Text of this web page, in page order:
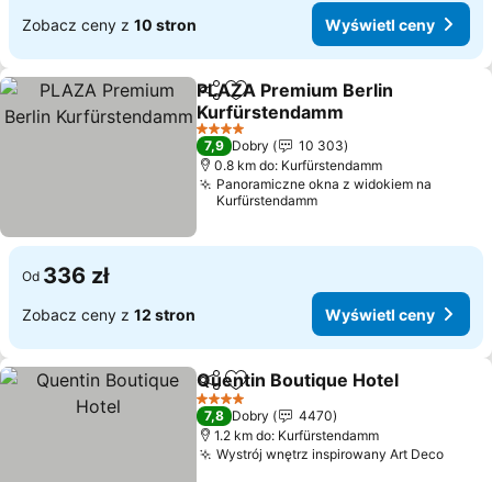
Zobacz ceny z 10 stron Wyświetl ceny
UdostępnijDodaj do ulubionych
PLAZA Premium Berlin
Kurfürstendamm
4 Kategoria
7,9 Dobry
10 303
0.8 km do: Kurfürstendamm
Panoramiczne okna z widokiem na
Kurfürstendamm
Od 336 zł
Zobacz ceny z 12 stron Wyświetl ceny
Udostępnij
Dodaj do ulubionych
Quentin Boutique Hotel
4 Kategoria
7,8 Dobry
4470
1.2 km do: Kurfürstendamm
Wystrój wnętrz inspirowany Art Deco